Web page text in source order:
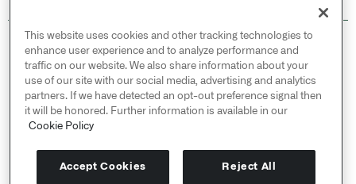
© 2026 Palantir Technologies Inc. All rights
reserved.
Cookies Statement ↗
Privacy Statement ↗
Terms of Use ↗
Do Not Sell or Share My Personal Information
This website uses cookies and other tracking technologies to
enhance user experience and to analyze performance and
traffic on our website. We also share information about your
use of our site with our social media, advertising and analytics
partners. If we have detected an opt-out preference signal then
it will be honored. Further information is available in our
Cookie Policy
Accept Cookies Reject All